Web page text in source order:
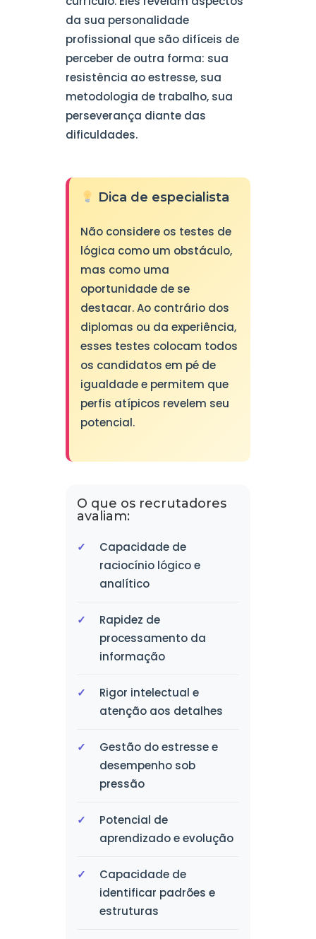
da sua personalidade
profissional que são difíceis de
perceber de outra forma: sua
resistência ao estresse, sua
metodologia de trabalho, sua
perseverança diante das
dificuldades.
Dica de especialista
Não considere os testes de
lógica como um obstáculo,
mas como uma
oportunidade de se
destacar. Ao contrário dos
diplomas ou da experiência,
esses testes colocam todos
os candidatos em pé de
igualdade e permitem que
perfis atípicos revelem seu
potencial.
O que os recrutadores
avaliam:
Capacidade de
raciocínio lógico e
analítico
Rapidez de
processamento da
informação
Rigor intelectual e
atenção aos detalhes
Gestão do estresse e
desempenho sob
pressão
Potencial de
aprendizado e evolução
Capacidade de
identificar padrões e
estruturas